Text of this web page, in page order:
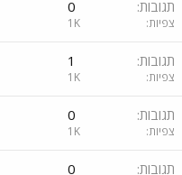
תגובות 0
צפיות 1K
תגובות 1
צפיות 1K
תגובות 0
צפיות 1K
תגובות 0